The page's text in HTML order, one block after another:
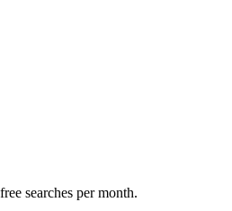
searches per month.